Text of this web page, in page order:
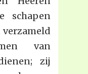
schapen
van
zij